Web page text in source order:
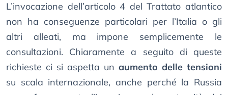
L’invocazione dell’articolo 4 del Trattato atlantico
non ha conseguenze particolari per l’Italia o gli
altri alleati, ma impone semplicemente le
consultazioni. Chiaramente a seguito di queste
richieste ci si aspetta un aumento delle tensioni
su scala internazionale, anche perché la Russia